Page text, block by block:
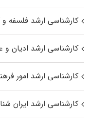
کارشناسی ارشد فلسفه و
کارشناسی ارشد ادیان
کارشناسی ارشد امور
کارشناسی ارشد ایران